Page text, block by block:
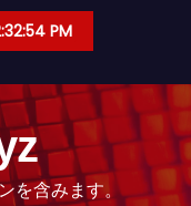
PM
を含みます。